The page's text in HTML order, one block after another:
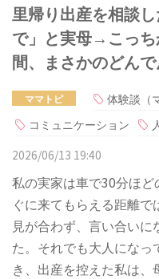
里帰り出産を相談
で」と実母→こっ
間、まさかのどん
ママトピ 体験談（
コミュニケーション
2026/06/13 19:40
私の実家は車で30分ほ
ぐに来てもらえる距離
見が合わず、言い合い
た。それでも大人にな
き、出産を控えた私は